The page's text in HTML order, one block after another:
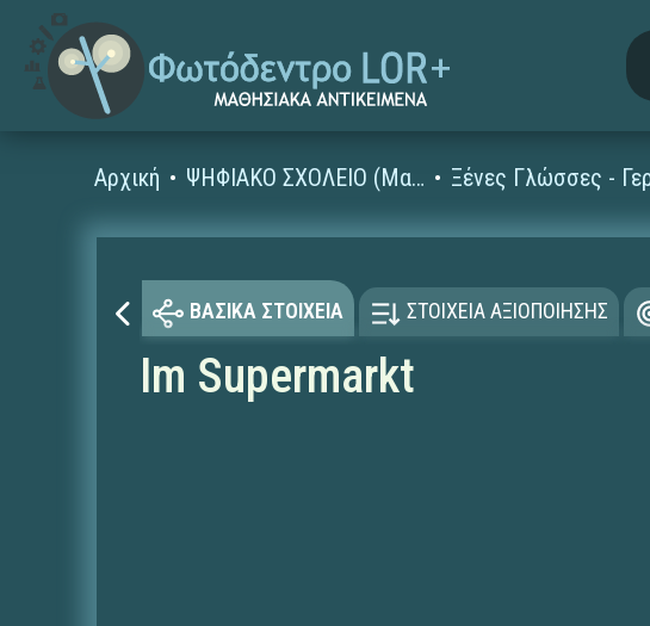
Αρχική ΨΗΦΙΑΚΟ ΣΧΟΛΕΙΟ (Μαθησιακά Αντικείμενα)
ΒΑΣΙΚΑ ΣΤΟΙΧΕΙΑ ΣΤΟΙΧΕΙΑ ΑΞΙΟΠΟΙΗΣΗΣ
Im Supermarkt